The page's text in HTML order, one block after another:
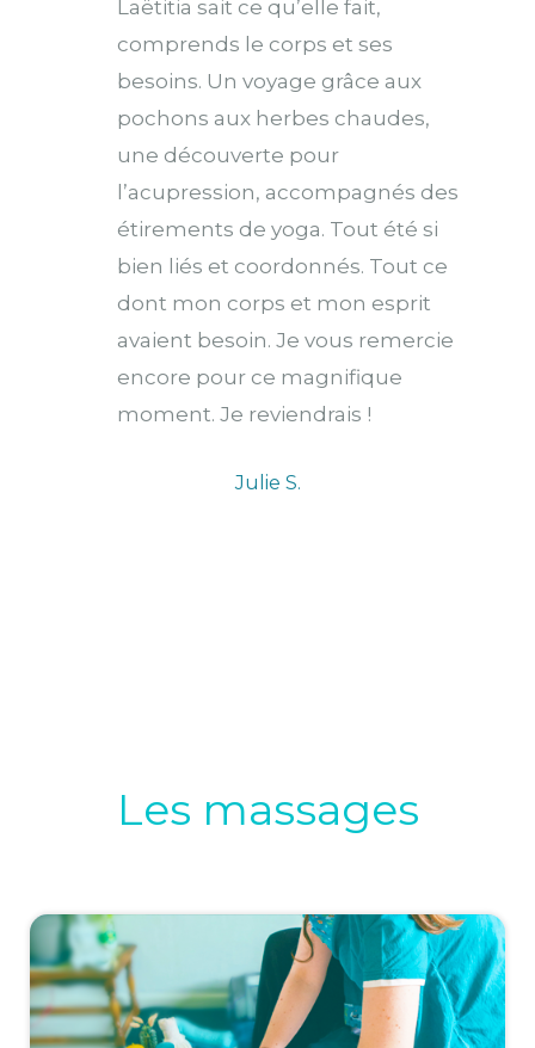
Julie S.
Laëtitia sait ce qu’elle fait,
comprends le corps et ses
besoins. Un voyage grâce aux
pochons aux herbes chaudes,
une découverte pour
l’acupression, accompagnés des
étirements de yoga. Tout été si
bien liés et coordonnés. Tout ce
dont mon corps et mon esprit
avaient besoin. Je vous remercie
encore pour ce magnifique
moment. Je reviendrais !
Les massages